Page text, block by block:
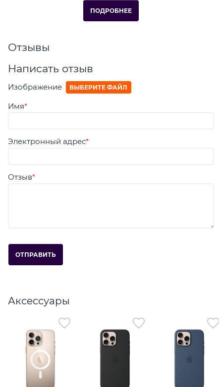
ПОДРОБНЕЕ
Отзывы
Написать отзыв
Изображение ВЫБЕРИТЕ ФАЙЛ
Имя
Электронный адрес
Отзыв
Аксессуары